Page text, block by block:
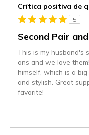
Crítica positiva de
5
Second Pair
This is my husband's
ons and we love
himself, which is a
and stylish. Great
favorite!